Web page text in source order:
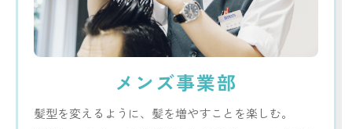
メンズ事業部
髪型を変えるように、髪を増やすことを楽しむ。